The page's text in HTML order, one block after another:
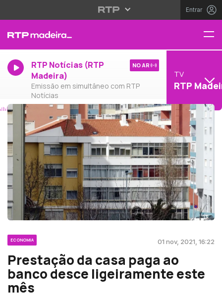
Entrar
RTP Notícias (RTP
Madeira)
Emissão em simultâneo com RTP
Notícias
NO AR
TV
RTP
ECONOMIA 01 nov, 2021, 16:22
Prestação da casa paga ao
banco desce ligeiramente este
mês